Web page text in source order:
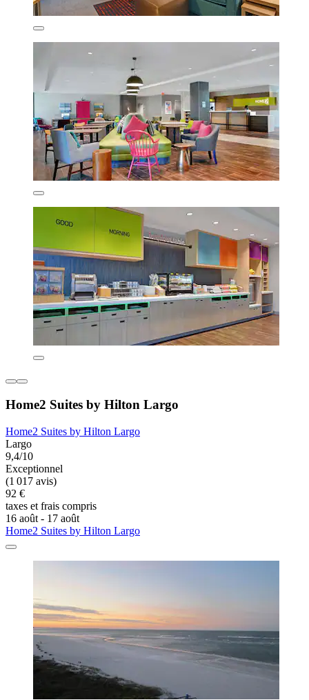
Home2 Suites by Hilton Largo
Home2 Suites by Hilton Largo
Largo
9,4/10
Exceptionnel
(1 017 avis)
92 €
taxes et frais compris
16 août - 17 août
Home2 Suites by Hilton Largo